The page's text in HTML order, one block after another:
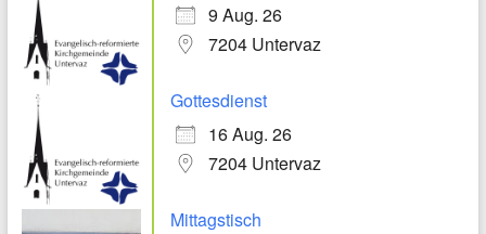
9 Aug. 26
7204 Untervaz
Gottesdienst
16 Aug. 26
7204 Untervaz
Mittagstisch